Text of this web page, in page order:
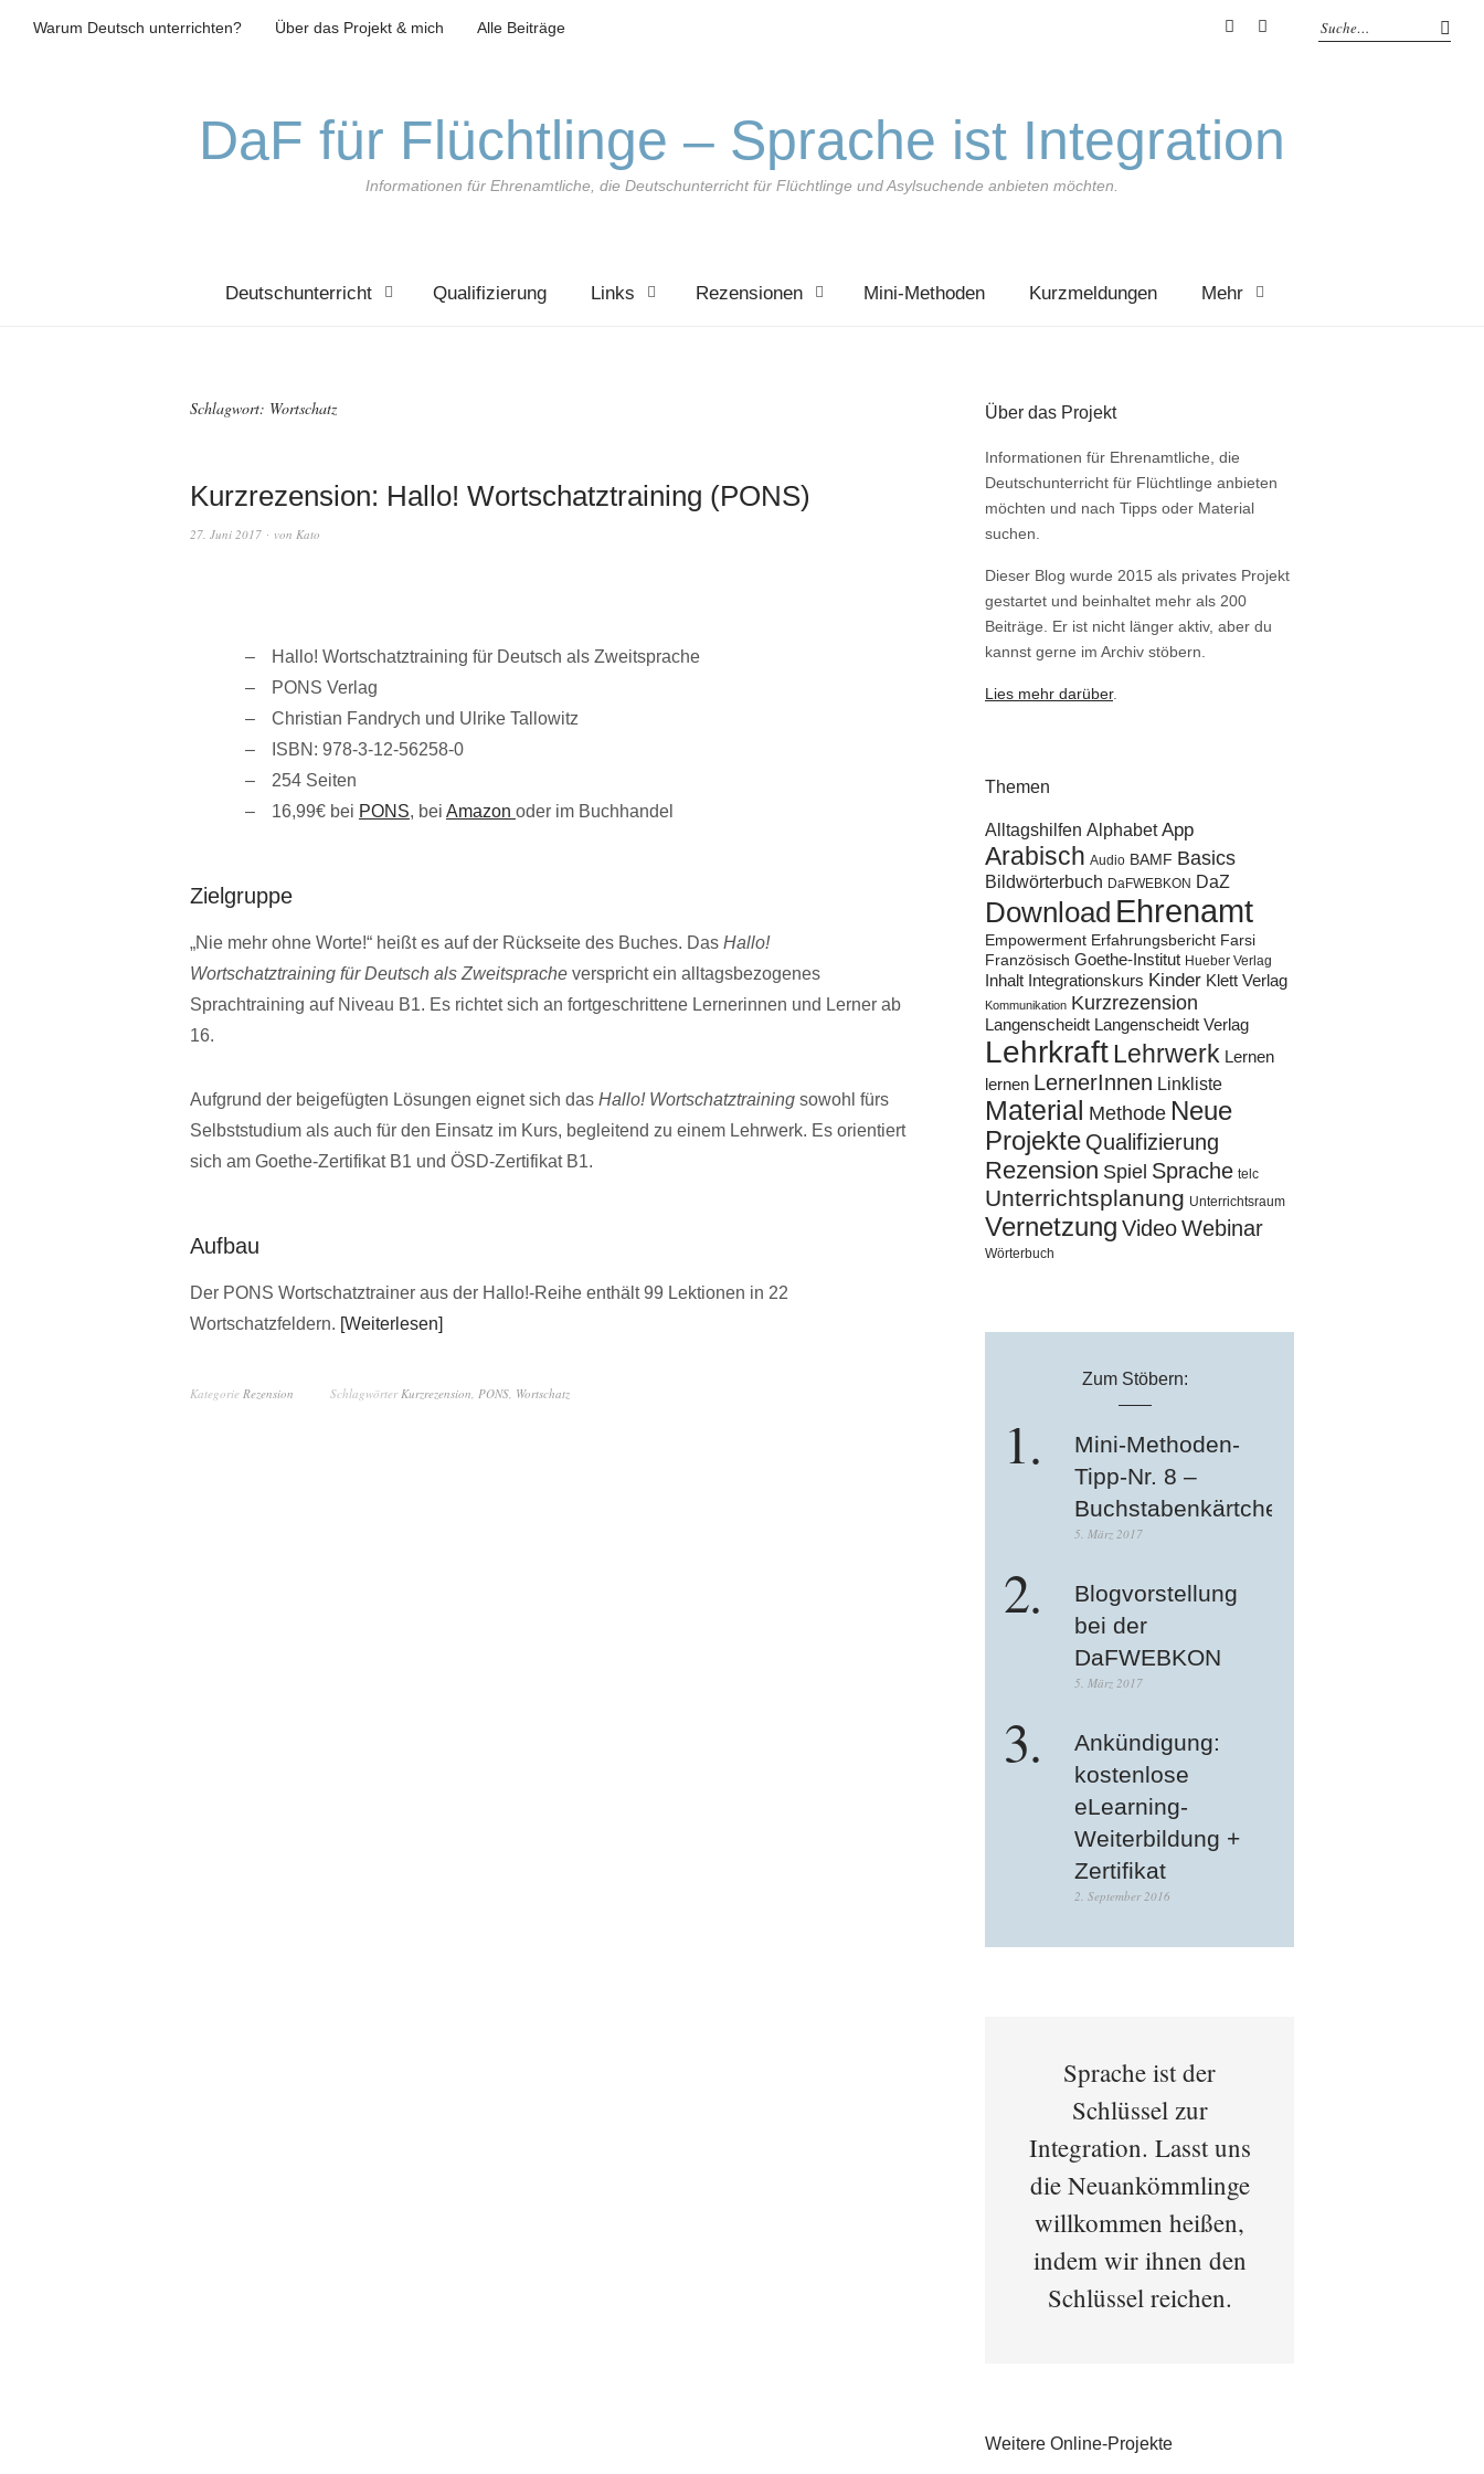
Warum Deutsch unterrichten? Über das Projekt & mich
Alle Beiträge
DaF für Flüchtlinge – Sprache ist Integration
Informationen für Ehrenamtliche, die Deutschunterricht für Flüchtlinge und Asylsuchende anbieten möchten.
Deutschunterricht Qualifizierung Links Rezensionen Mini-Methoden Kurzmeldungen Mehr
Schlagwort: Wortschatz
Kurzrezension: Hallo! Wortschatztraining (PONS)
27. Juni 2017 von Kato
Hallo! Wortschatztraining für Deutsch als Zweitsprache
PONS Verlag
Christian Fandrych und Ulrike Tallowitz
ISBN: 978-3-12-56258-0
254 Seiten
16,99€ bei PONS, bei Amazon oder im Buchhandel
Zielgruppe
„Nie mehr ohne Worte!“ heißt es auf der Rückseite des Buches. Das Hallo!
Wortschatztraining für Deutsch als Zweitsprache verspricht ein alltagsbezogenes
Sprachtraining auf Niveau B1. Es richtet sich an fortgeschrittene Lernerinnen und Lerner ab
16.
Aufgrund der beigefügten Lösungen eignet sich das Hallo! Wortschatztraining sowohl fürs
Selbststudium als auch für den Einsatz im Kurs, begleitend zu einem Lehrwerk. Es orientiert
sich am Goethe-Zertifikat B1 und ÖSD-Zertifikat B1.
Aufbau
Der PONS Wortschatztrainer aus der Hallo!-Reihe enthält 99 Lektionen in 22
Wortschatzfeldern. Weiterlesen
Kategorie Rezension SchlagwörterKurzrezension, PONS, Wortschatz
Über das Projekt
Informationen für Ehrenamtliche, die
Deutschunterricht für Flüchtlinge anbieten
möchten und nach Tipps oder Material
suchen.
Dieser Blog wurde 2015 als privates Projekt
gestartet und beinhaltet mehr als 200
Beiträge. Er ist nicht länger aktiv, aber du
kannst gerne im Archiv stöbern.
Lies mehr darüber.
Themen
Alltagshilfen Alphabet App
Arabisch Audio BAMF Basics
Bildwörterbuch DaFWEBKON DaZ
Download Ehrenamt
Empowerment Erfahrungsbericht Farsi
Französisch Goethe-Institut Hueber Verlag
Inhalt Integrationskurs Kinder Klett Verlag
Kommunikation Kurzrezension
Langenscheidt Langenscheidt Verlag
LehrkraftLehrwerk Lernen
lernen LernerInnen Linkliste
Material Methode Neue
Projekte Qualifizierung
Rezension Spiel Sprache telc
Unterrichtsplanung Unterrichtsraum
Vernetzung VideoWebinar
Wörterbuch
Zum Stöbern:
Mini-Methoden-
Tipp-Nr. 8 –
Buchstabenkärtchen
5. März 2017
Blogvorstellung
bei der
DaFWEBKON
5. März 2017
Ankündigung:
kostenlose
eLearning-
Weiterbildung +
Zertifikat
2. September 2016
Sprache ist der
Schlüssel zur
Integration. Lasst uns
die Neuankömmlinge
willkommen heißen,
indem wir ihnen den
Schlüssel reichen.
Weitere Online-Projekte